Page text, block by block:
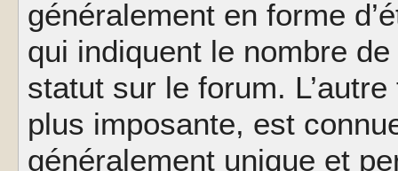
généralement en forme
qui indiquent le nombre
statut sur le forum.
plus imposante, est
généralement unique et